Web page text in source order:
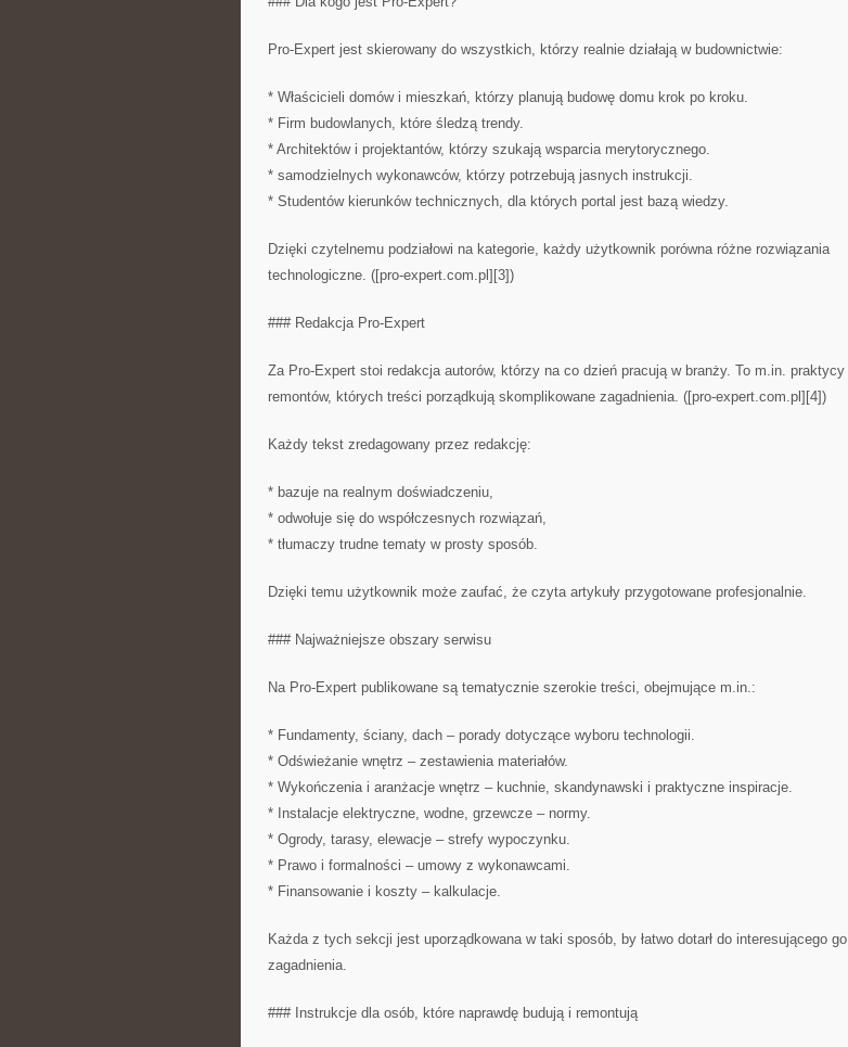
Pro-Expert jest skierowany do wszystkich, którzy realnie działają w budownictwie:
* Właścicieli domów i mieszkań, którzy planują budowę domu krok po kroku.
* Firm budowlanych, które śledzą trendy.
* Architektów i projektantów, którzy szukają wsparcia merytorycznego.
* samodzielnych wykonawców, którzy potrzebują jasnych instrukcji.
* Studentów kierunków technicznych, dla których portal jest bazą wiedzy.
Dzięki czytelnemu podziałowi na kategorie, każdy użytkownik porówna różne rozwiązania
technologiczne. ([pro-expert.com.pl][3])
### Redakcja Pro-Expert
Za Pro-Expert stoi redakcja autorów, którzy na co dzień pracują w branży. To m.in. praktycy
remontów, których treści porządkują skomplikowane zagadnienia. ([pro-expert.com.pl][4])
Każdy tekst zredagowany przez redakcję:
* bazuje na realnym doświadczeniu,
* odwołuje się do współczesnych rozwiązań,
* tłumaczy trudne tematy w prosty sposób.
Dzięki temu użytkownik może zaufać, że czyta artykuły przygotowane profesjonalnie.
### Najważniejsze obszary serwisu
Na Pro-Expert publikowane są tematycznie szerokie treści, obejmujące m.in.:
* Fundamenty, ściany, dach – porady dotyczące wyboru technologii.
* Odświeżanie wnętrz – zestawienia materiałów.
* Wykończenia i aranżacje wnętrz – kuchnie, skandynawski i praktyczne inspiracje.
* Instalacje elektryczne, wodne, grzewcze – normy.
* Ogrody, tarasy, elewacje – strefy wypoczynku.
* Prawo i formalności – umowy z wykonawcami.
* Finansowanie i koszty – kalkulacje.
Każda z tych sekcji jest uporządkowana w taki sposób, by łatwo dotarł do interesującego go
zagadnienia.
### Instrukcje dla osób, które naprawdę budują i remontują